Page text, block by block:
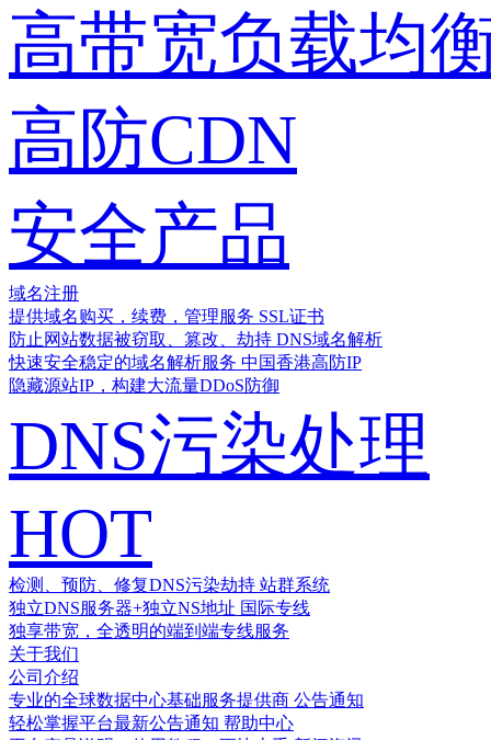
高带宽负载均
高防CDN
安全产品
域名注册
提供域名购买，续费，管理服务 SSL证书
防止网站数据被窃取、篡改、劫持 DNS域名解析
快速安全稳定的域名解析服务 中国香港高防IP
隐藏源站IP，构建大流量DDoS防御
DNS污染处理
HOT
检测、预防、修复DNS污染劫持 站群系统
独立DNS服务器+独立NS地址 国际专线
独享带宽，全透明的端到端专线服务
关于我们
公司介绍
专业的全球数据中心基础服务提供商 公告通知
轻松掌握平台最新公告通知 帮助中心